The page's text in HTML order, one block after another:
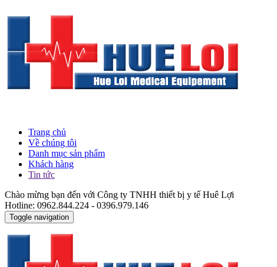
Trang chủ
Về chúng tôi
Danh mục sản phẩm
Khách hàng
Tin tức
Chào mừng bạn đến với Công ty TNHH thiết bị y tế Huê Lợi
Hotline: 0962.844.224 - 0396.979.146
Toggle navigation